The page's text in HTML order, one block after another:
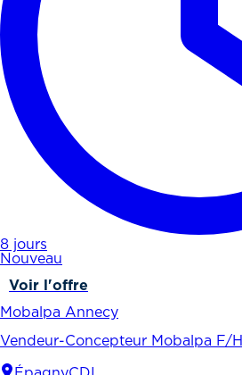
8 jours
Nouveau
Voir l'offre
Mobalpa Annecy
Vendeur-Concepteur Mobalpa F/H